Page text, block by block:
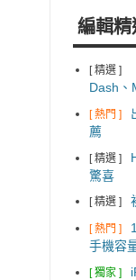
編輯精
[ 精選 ]
Dash、
[ 熱門 ]
薦
[ 精選 ]
驚喜
[ 精選 ]
[ 熱門 ]
手機容
[ 獨家 ]